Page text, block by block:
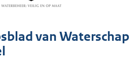
van Waterschap